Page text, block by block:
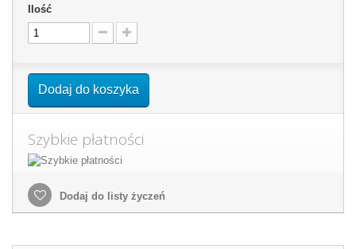
Ilość
Dodaj do koszyka
Szybkie płatności
Dodaj do listy życzeń